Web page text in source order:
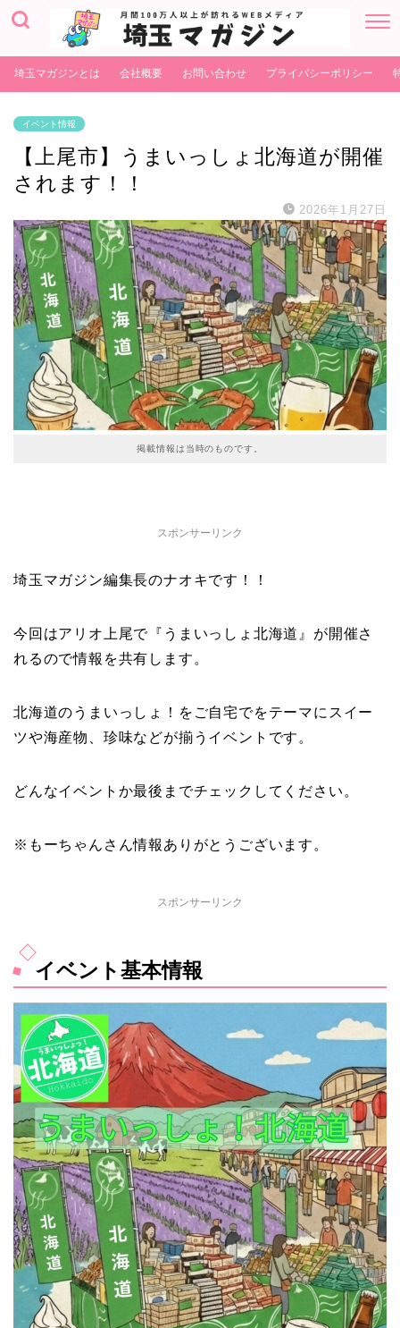
埼玉マガジンとは 会社概要 お問い合わせ プライバシーポリシー
イベント情報
【上尾市】うまいっしょ北海道が開催
されます！！
2026年1月27日
掲載情報は当時のものです。
スポンサーリンク
埼玉マガジン編集長のナオキです！！
今回はアリオ上尾で『うまいっしょ北海道』が開催さ
れるので情報を共有します。
北海道のうまいっしょ！をご自宅でをテーマにスイー
ツや海産物、珍味などが揃うイベントです。
どんなイベントか最後までチェックしてください。
※もーちゃんさん情報ありがとうございます。
スポンサーリンク
イベント基本情報